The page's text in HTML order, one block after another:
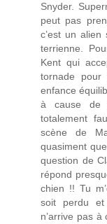
Snyder.
peut pas
c’est un
terrienne.
Kent qui
tornade
enfance
à cause de
totalement
scène de
quasiment
question de
répond
chien !! Tu
soit perdu et
n’arrive pas